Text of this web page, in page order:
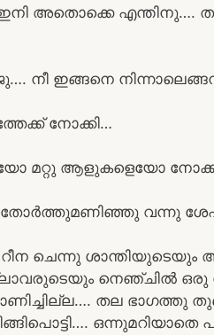
അതൊക്കെ എന്തിനു….
നീ ഇങ്ങനെ
നോക്കി…
മറ്റു ആളുകളെയോ
തോർത്തുമണിഞ്ഞു വന്നു
ചെന്നു ശാന്തിയുടെയും
നെഞ്ചിൽ ഒരു
തല ഭാഗത്തു